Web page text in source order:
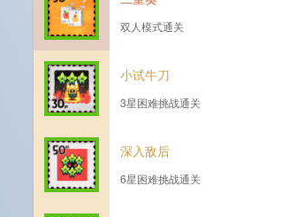
双人模式通关
小试牛刀
3星困难挑战通关
深入敌后
6星困难挑战通关